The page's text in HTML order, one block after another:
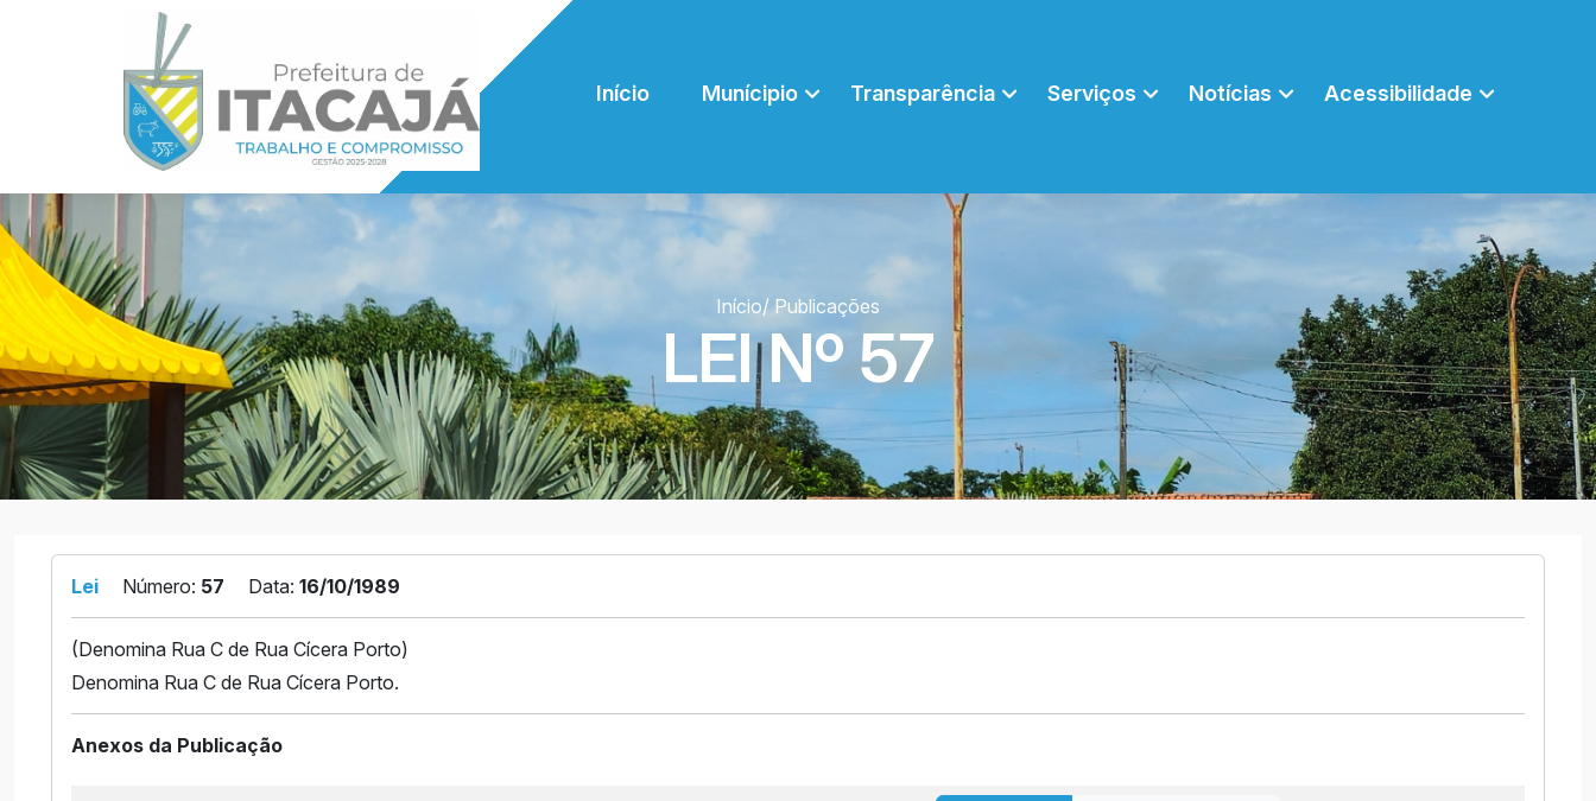
Início Munícipio Transparência Serviços Notícias Acessibilidade
Início/ Publicações
LEI Nº 57
Lei Número: 57 Data: 16/10/1989
(Denomina Rua C de Rua Cícera Porto)
Denomina Rua C de Rua Cícera Porto.
Anexos da Publicação